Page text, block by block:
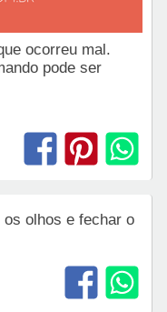
ocorreu mal.
pode ser
olhos e fechar o